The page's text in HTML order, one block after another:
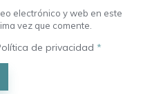
electrónico y web en este
vez que comente.
de privacidad *